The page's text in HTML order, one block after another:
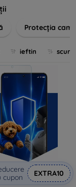
de aplicat,
nevoilor
rămâne
de ecran din
Protecția
ieftin
cupon
EXTRA10